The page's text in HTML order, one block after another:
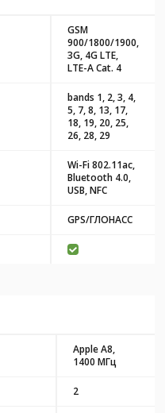
GSM
900/1800/1900,
3G, 4G LTE,
LTE-A Cat. 4
bands 1, 2, 3, 4,
5, 7, 8, 13, 17,
18, 19, 20, 25,
26, 28, 29
Wi-Fi 802.11ac,
Bluetooth 4.0,
USB, NFC
GPS/ГЛОНАСС
Apple A8,
1400 МГц
2